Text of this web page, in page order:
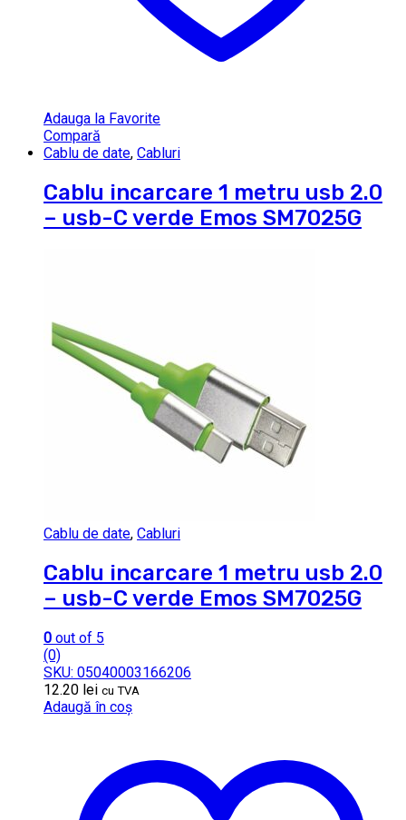
Adauga la Favorite
Compară
Cablu de date, Cabluri
Cablu incarcare 1 metru usb 2.0
– usb-C verde Emos SM7025G
Cablu de date, Cabluri
Cablu incarcare 1 metru usb 2.0
– usb-C verde Emos SM7025G
0 out of 5
(0)
SKU: 05040003166206
12.20 lei cu TVA
Adaugă în coș